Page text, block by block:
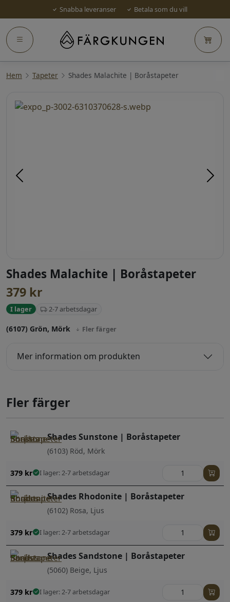
Snabba leveranser Betala som du vill
Hem Tapeter Shades Malachite | Boråstapeter
Föregående
Shades Malachite | Boråstapeter
379 kr
I lager 2-7 arbetsdagar
(6107) Grön, Mörk Fler färger
Mer information om produkten
Fler färger
Shades Sunstone | Boråstapeter
(6103) Röd, Mörk
379 kr I lager: 2-7 arbetsdagar
Shades Rhodonite | Boråstapeter
(6102) Rosa, Ljus
379 kr I lager: 2-7 arbetsdagar
Shades Sandstone | Boråstapeter
(5060) Beige, Ljus
379 kr I lager: 2-7 arbetsdagar